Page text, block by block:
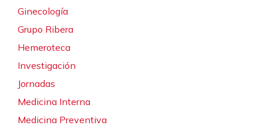
Ginecología
Grupo Ribera
Hemeroteca
Investigación
Jornadas
Medicina Interna
Medicina Preventiva